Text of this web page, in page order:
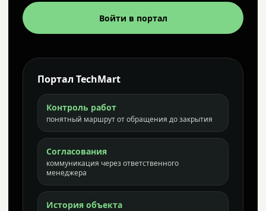
Войти в портал
Портал TechMart
Контроль работ
понятный маршрут от обращения до закрытия
Согласования
коммуникация через ответственного
менеджера
История объекта